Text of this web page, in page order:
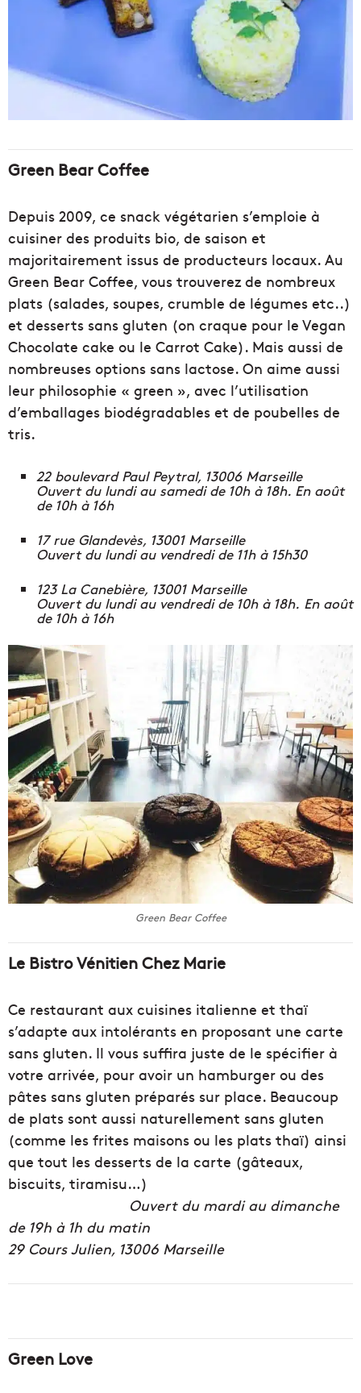
Green Bear Coffee
Depuis 2009, ce snack végétarien s’emploie à
cuisiner des produits bio, de saison et
majoritairement issus de producteurs locaux. Au
Green Bear Coffee, vous trouverez de nombreux
plats (salades, soupes, crumble de légumes etc..)
et desserts sans gluten (on craque pour le Vegan
Chocolate cake ou le Carrot Cake). Mais aussi de
nombreuses options sans lactose. On aime aussi
leur philosophie « green », avec l’utilisation
d’emballages biodégradables et de poubelles de
tris.
22 boulevard Paul Peytral, 13006 Marseille
Ouvert du lundi au samedi de 10h à 18h. En août
de 10h à 16h
17 rue Glandevès, 13001 Marseille
Ouvert du lundi au vendredi de 11h à 15h30
123 La Canebière, 13001 Marseille
Ouvert du lundi au vendredi de 10h à 18h. En août
de 10h à 16h
Green Bear Coffee
Le Bistro Vénitien Chez Marie
Ce restaurant aux cuisines italienne et thaï
s’adapte aux intolérants en proposant une carte
sans gluten. Il vous suffira juste de le spécifier à
votre arrivée, pour avoir un hamburger ou des
pâtes sans gluten préparés sur place. Beaucoup
de plats sont aussi naturellement sans gluten
(comme les frites maisons ou les plats thaï) ainsi
que tout les desserts de la carte (gâteaux,
biscuits, tiramisu…)
Ouvert du mardi au dimanche
de 19h à 1h du matin
29 Cours Julien, 13006 Marseille
Green Love